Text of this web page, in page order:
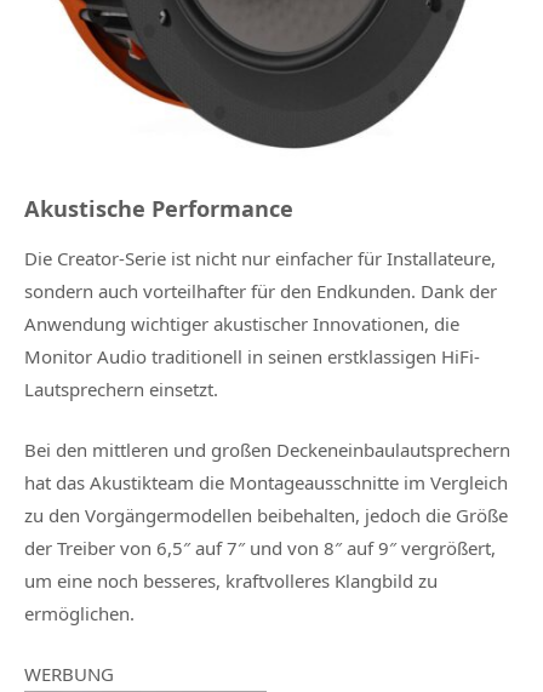
Akustische Performance
Die Creator-Serie ist nicht nur einfacher für Installateure,
sondern auch vorteilhafter für den Endkunden. Dank der
Anwendung wichtiger akustischer Innovationen, die
Monitor Audio traditionell in seinen erstklassigen HiFi-
Lautsprechern einsetzt.
Bei den mittleren und großen Deckeneinbaulautsprechern
hat das Akustikteam die Montageausschnitte im Vergleich
zu den Vorgängermodellen beibehalten, jedoch die Größe
der Treiber von 6,5″ auf 7″ und von 8″ auf 9″ vergrößert,
um eine noch besseres, kraftvolleres Klangbild zu
ermöglichen.
WERBUNG